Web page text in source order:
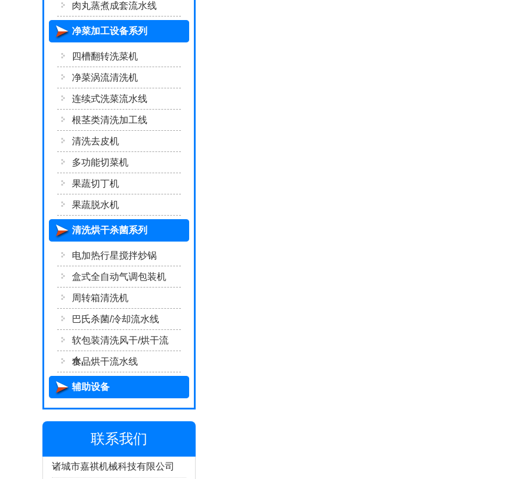
肉丸蒸煮成套流水线
净菜加工设备系列
四槽翻转洗菜机
净菜涡流清洗机
连续式洗菜流水线
根茎类清洗加工线
清洗去皮机
多功能切菜机
果蔬切丁机
果蔬脱水机
清洗烘干杀菌系列
电加热行星搅拌炒锅
盒式全自动气调包装机
周转箱清洗机
巴氏杀菌/冷却流水线
软包装清洗风干/烘干流
水..
食品烘干流水线
辅助设备
联系我们
诸城市嘉祺机械科技有限公司